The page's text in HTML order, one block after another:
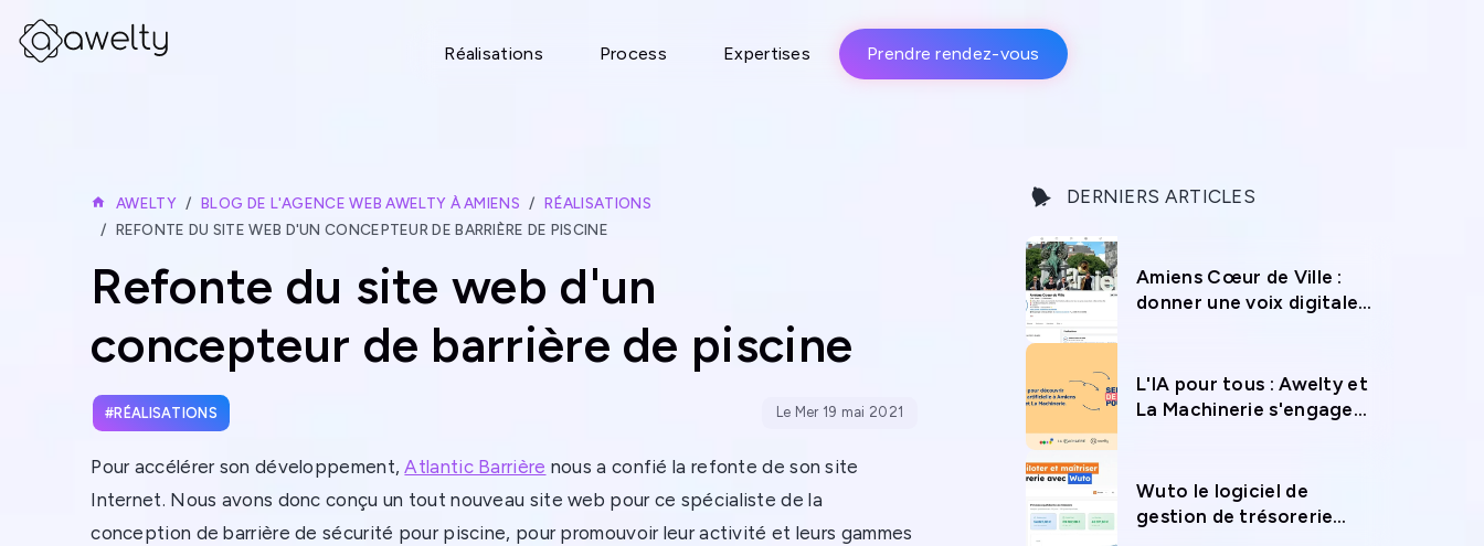
Réalisations Process Expertises Prendre rendez-vous
AWELTY BLOG DE L'AGENCE WEB AWELTY À AMIENS
RÉALISATIONS
REFONTE DU SITE WEB D'UN CONCEPTEUR DE BARRIÈRE DE PISCINE
Refonte du site web d'un
concepteur de barrière de piscine
Le Mer 19 mai 2021
RÉALISATIONS
Pour accélérer son développement,Atlantic Barrière nous a confié la refonte de son site
Internet. Nous avons donc conçu un tout nouveau site web pour ce spécialiste de la
conception de barrière de sécurité pour piscine, pour promouvoir leur activité et leurs gammes
DERNIERS ARTICLES
Amiens Cœur de Ville :
donner une voix digitale
L'IA pour tous : Awelty et
La Machinerie s'engagent
Wuto le logiciel de
gestion de trésorerie